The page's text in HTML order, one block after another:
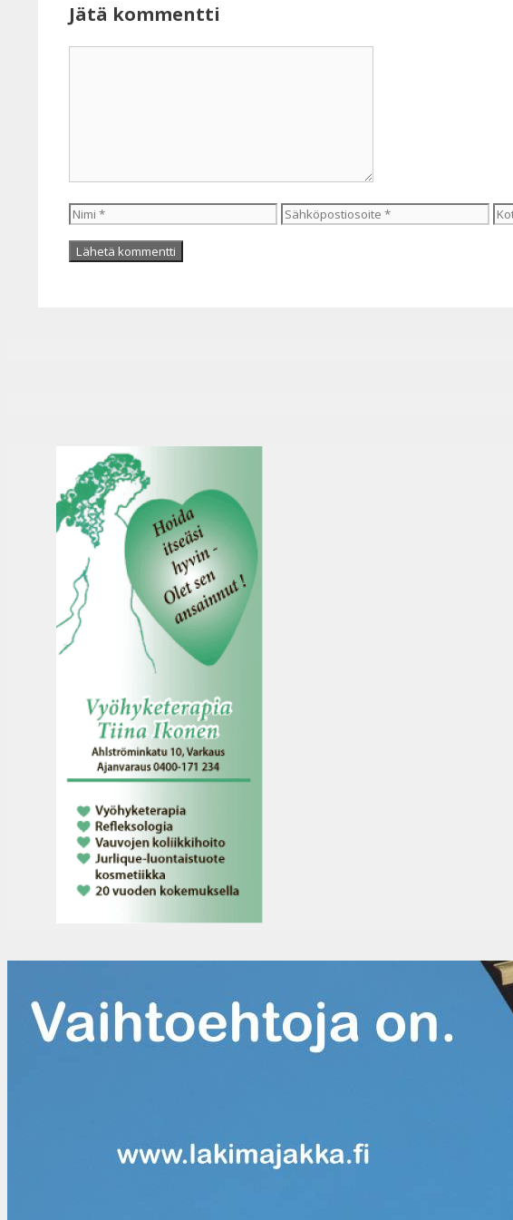
Jätä kommentti
Nimi Sähköpostiosoite